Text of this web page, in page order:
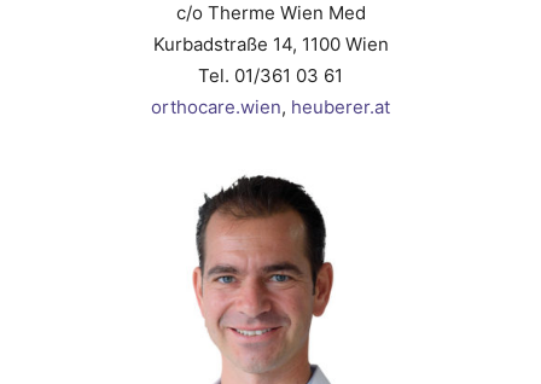
c/o Therme Wien Med
Kurbadstraße 14, 1100 Wien
Tel. 01/361 03 61
orthocare.wien, heuberer.at